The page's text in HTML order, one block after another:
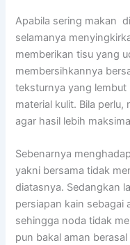
Apabila sering makan
selamanya
memberikan tisu yang
membersihkannya
teksturnya yang
material kulit. Bila
agar hasil lebih
Sebenarnya
yakni bersama tidak
diatasnya. Sedangkan
persiapan kain sebagai
sehingga noda tidak
pun bakal aman